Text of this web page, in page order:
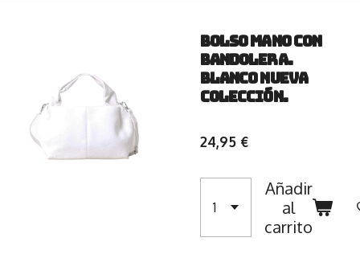
BOLSO MANO CON
BANDOLERA.
BLANCO NUEVA
COLECCIÓN.
24,95 €
Añadir
al
carrito